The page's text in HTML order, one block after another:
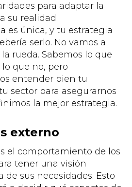
para adaptar la
su realidad.
es única, y tu estrategia
serlo. No vamos a
rueda. Sabemos lo que
que no, pero
entender bien tu
sector para asegurarnos
la mejor estrategia.
externo
el comportamiento de los
tener una visión
de sus necesidades. Esto